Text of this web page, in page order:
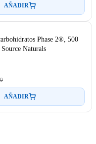
AÑADIR
Phase 2®, 500
Naturals
AÑADIR